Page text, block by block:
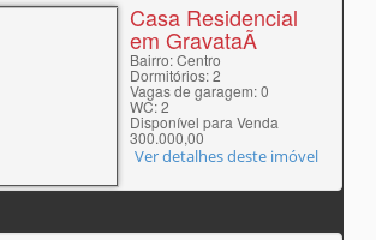
Casa Residencial
em GravataÃ­
Bairro: Centro
Dormitórios: 2
Vagas de garagem: 0
WC: 2
Disponível para Venda
300.000,00
Ver detalhes deste imóvel